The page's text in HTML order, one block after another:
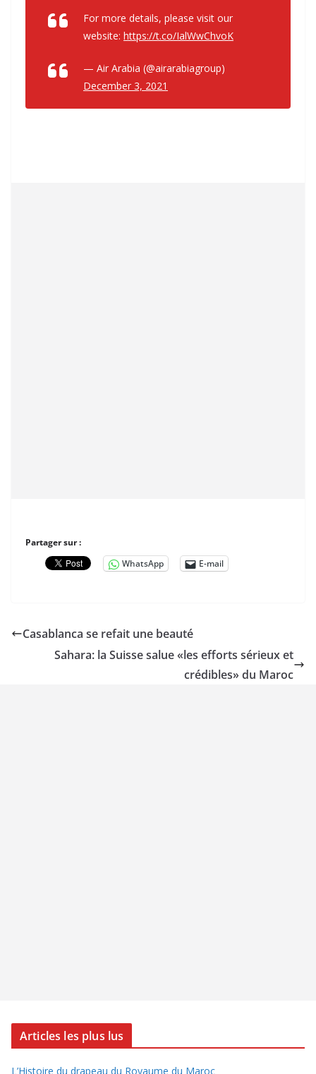
For more details, please visit our
website: https://t.co/IalWwChvoK
— Air Arabia (@airarabiagroup)
December 3, 2021
Partager sur :
WhatsApp
E-mail
Casablanca se refait une beauté
Sahara: la Suisse salue «les efforts sérieux et
crédibles» du Maroc
Articles les plus lus
L’Histoire du drapeau du Royaume du Maroc